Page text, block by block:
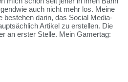
auch nicht mehr los. Meine
bestehen darin, das Social Media-
Artikel zu erstellen. Die
an erster Stelle. Mein Gamertag: